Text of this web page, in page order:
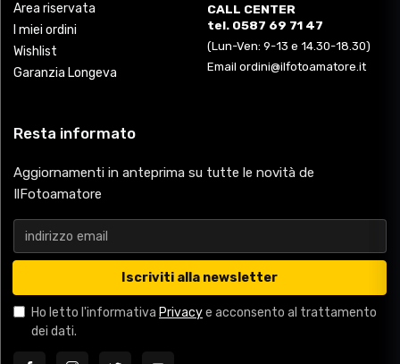
Area riservata
I miei ordini
Wishlist
Garanzia Longeva
CALL CENTER
tel. 0587 69 71 47
(Lun-Ven: 9-13 e 14.30-18.30)
Email ordini@ilfotoamatore.it
Resta informato
Aggiornamenti in anteprima su tutte le novità de
IlFotoamatore
Iscriviti alla newsletter
Ho letto l'informativa Privacye acconsento al trattamento
dei dati.